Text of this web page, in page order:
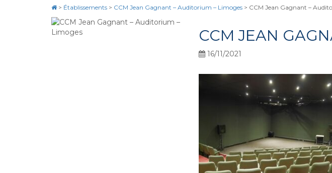
> Établissements > CCM Jean Gagnant – Auditorium – Limoges > CCM Jean Gagnant –
CCM JEAN
16/11/2021